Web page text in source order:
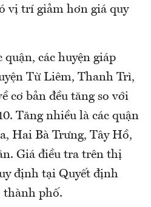
vị trí giảm hơn giá quy
quận, các huyện giáp
Từ Liêm, Thanh Trì,
cơ bản đều tăng so với
Tăng nhiều là các quận
Hai Bà Trưng, Tây Hồ,
Giá điều tra trên thị
định tại Quyết định
thành phố.